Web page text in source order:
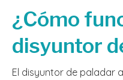
¿Cómo
disyuntor
El disyuntor de paladar